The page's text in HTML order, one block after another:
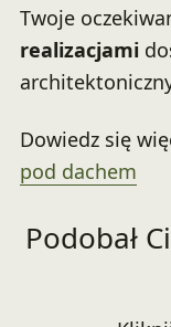
Twoje
realizacjami
Dowiedz się
pod dachem
Podobał